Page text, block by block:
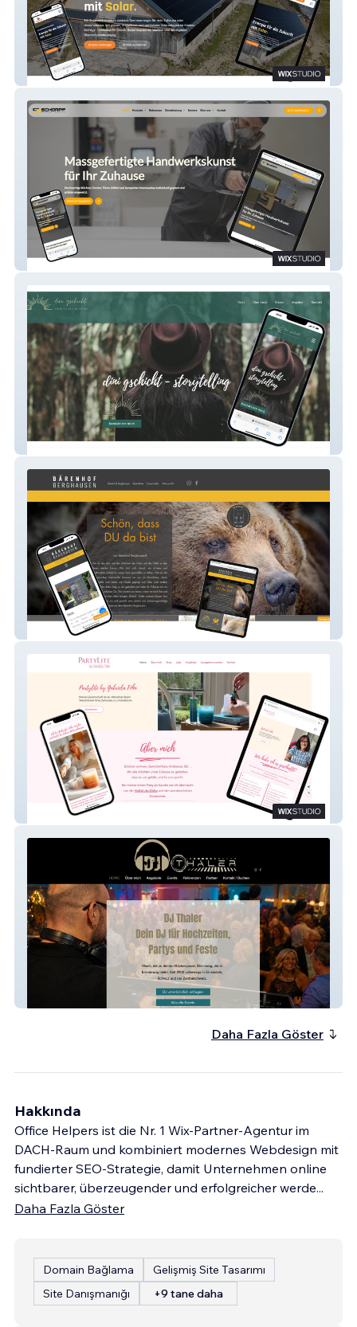
Solarwerk26
Schreinerei Schwyz
Dini Gschicht
Bärenhof Berghausen
Gabriela Föhn
Daha Fazla Göster
Hakkında
Office Helpers ist die Nr. 1 Wix-Partner-Agentur im
DACH-Raum und kombiniert modernes Webdesign mit
fundierter SEO-Strategie, damit Unternehmen online
sichtbarer, überzeugender und erfolgreicher werde...
Daha Fazla Göster
Domain Bağlama
Gelişmiş Site Tasarımı
Site Danışmanığı
+9 tane daha